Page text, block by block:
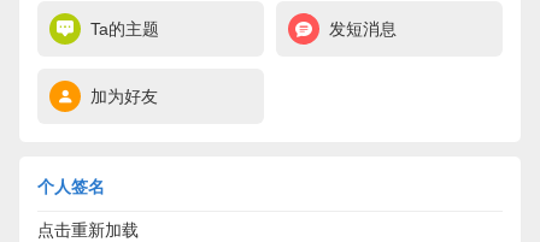
Ta的主题 发短消息
加为好友
个人签名
点击重新加载